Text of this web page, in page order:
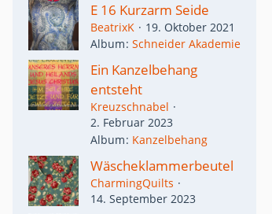
E 16 Kurzarm Seide
BeatrixK
19. Oktober 2021
Album Schneider Akademie
Ein Kanzelbehang
entsteht
Kreuzschnabel
2. Februar 2023
Album Kanzelbehang
Wäscheklammerbeutel
CharmingQuilts
14. September 2023